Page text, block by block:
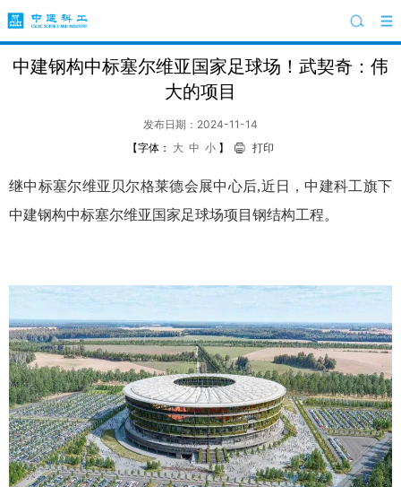
中建钢构中标塞尔维亚国家足球场！武契奇：伟
大的项目
发布日期：2024-11-14
【字体： 大 中 小 】 打印
继中标塞尔维亚贝尔格莱德会展中心后,近日，中建科工旗下
中建钢构中标塞尔维亚国家足球场项目钢结构工程。